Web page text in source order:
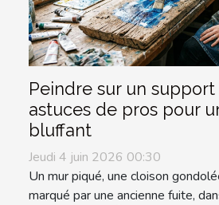
Peindre sur un
astuces de pros pour
bluffant
Jeudi 4 juin 2026 00:30
Un mur piqué, une cloison
marqué par une ancienne fuite,